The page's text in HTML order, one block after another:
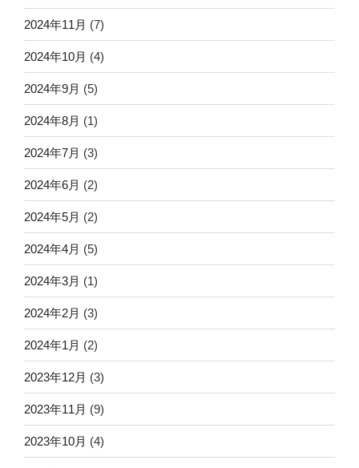
2024年11月 (7)
2024年10月 (4)
2024年9月 (5)
2024年8月 (1)
2024年7月 (3)
2024年6月 (2)
2024年5月 (2)
2024年4月 (5)
2024年3月 (1)
2024年2月 (3)
2024年1月 (2)
2023年12月 (3)
2023年11月 (9)
2023年10月 (4)